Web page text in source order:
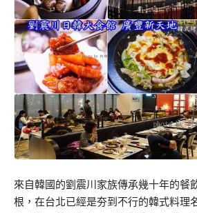
來自韓國的劉震川家族傳承幾十年的餐
根，在台北已經是夯到不行的韓式料理